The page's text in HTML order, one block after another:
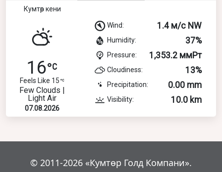
Кумтөр кени
16
Feels Like 15
Few Clouds |
Light Air
07.08.2026
Wind: 1.4 м/с NW
Humidity: 37%
Pressure: 1,353.2 ммРт
Cloudiness: 13%
Precipitation: 0.00 mm
Visibility: 10.0 km
© 2011-2026 «Кумтөр Голд Компани».